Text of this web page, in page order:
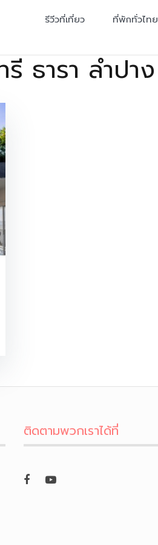
รีวีวที่เที่ยว ที่พักทั่วไทย
ธารา ลำปาง
ติดตามพวกเราได้ที่